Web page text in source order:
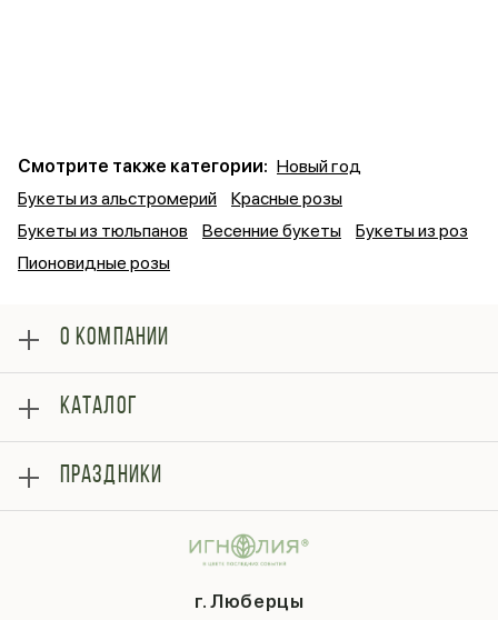
Смотрите также категории: Новый год
Букеты из альстромерий
Красные розы
Букеты из тюльпанов
Весенние букеты
Букеты из роз
Пионовидные розы
г. Люберцы
О КОМПАНИИ
Оплата
Отзывы
Блог
Гарантии
Контакты
КАТАЛОГ
Букеты
Композиции
ПРАЗДНИКИ